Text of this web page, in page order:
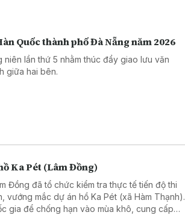
Quốc thành phố Đà Nẵng năm 2026
niên lần thứ 5 nhằm thúc đẩy giao lưu văn
giữa hai bên.
Ka Pét (Lâm Đồng)
Đồng đã tổ chức kiểm tra thực tế tiến độ thi
vướng mắc dự án hồ Ka Pét (xã Hàm Thạnh).
gia để chống hạn vào mùa khô, cung cấp